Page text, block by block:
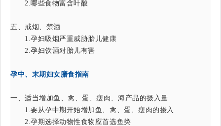
2.哪些食物富含叶酸
五、戒烟、禁酒
1.孕妇吸烟严重威胁胎儿健康
2.孕妇饮酒对胎儿有害
孕中、末期妇女膳食指南
一、适当增加鱼、禽、蛋、瘦肉、海产品的摄入量
1.要从孕中期开始增加鱼、禽、蛋、瘦肉的摄入
2.孕期选择动物性食物应首选鱼类